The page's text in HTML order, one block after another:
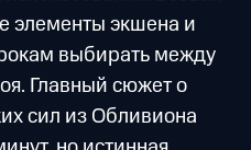
элементы экшена и
выбирать между
Главный сюжет о
сил из Обливиона